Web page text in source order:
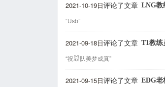
2021-10-19日评论了文章 LNG教
“Usb”
2021-09-18日评论了文章 T1教练
“祝🐭队美梦成真”
2021-09-15日评论了文章 EDG老